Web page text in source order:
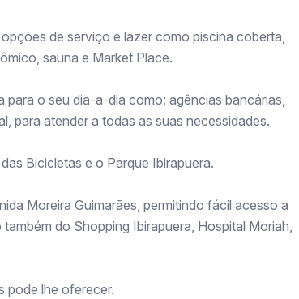
de serviço e lazer como piscina coberta,
sauna e Market Place.
o seu dia-a-dia como: agências bancárias,
para atender a todas as suas necessidades.
Bicicletas e o Parque Ibirapuera.
Moreira Guimarães, permitindo fácil acesso a
do Shopping Ibirapuera, Hospital Moriah,
pode lhe oferecer.